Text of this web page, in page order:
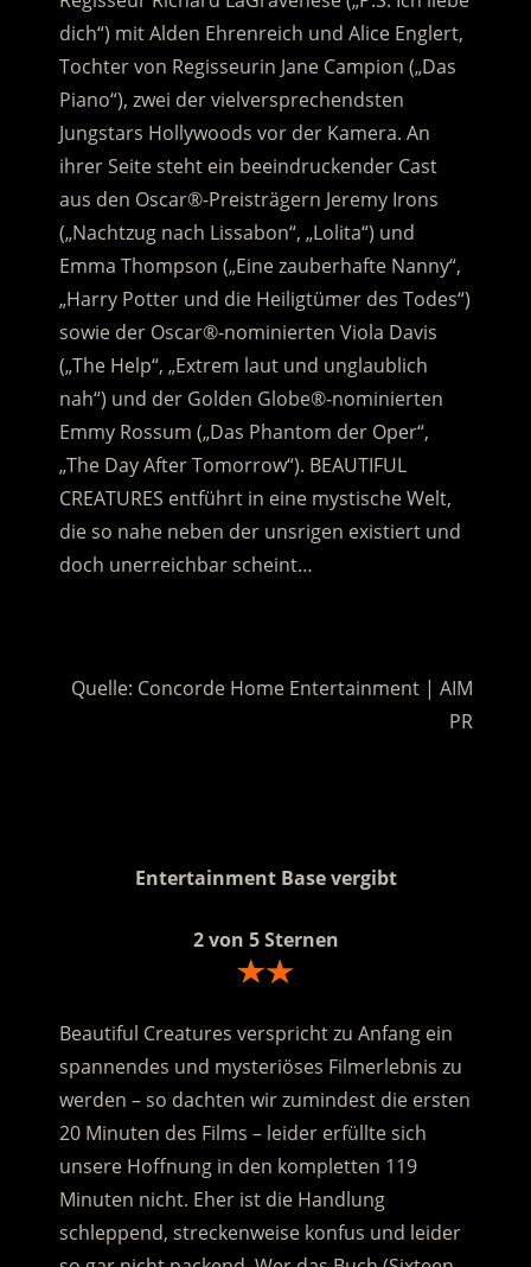
dich“) mit Alden Ehrenreich und Alice Englert,
Tochter von Regisseurin Jane Campion („Das
Piano“), zwei der vielversprechendsten
Jungstars Hollywoods vor der Kamera. An
ihrer Seite steht ein beeindruckender Cast
aus den Oscar®-Preisträgern Jeremy Irons
(„Nachtzug nach Lissabon“, „Lolita“) und
Emma Thompson („Eine zauberhafte Nanny“,
„Harry Potter und die Heiligtümer des Todes“)
sowie der Oscar®-nominierten Viola Davis
(„The Help“, „Extrem laut und unglaublich
nah“) und der Golden Globe®-nominierten
Emmy Rossum („Das Phantom der Oper“,
„The Day After Tomorrow“). BEAUTIFUL
CREATURES entführt in eine mystische Welt,
die so nahe neben der unsrigen existiert und
doch unerreichbar scheint…
Quelle: Concorde Home Entertainment | AIM
PR
Entertainment Base vergibt
2 von 5 Sternen
Beautiful Creatures verspricht zu Anfang ein
spannendes und mysteriöses Filmerlebnis zu
werden – so dachten wir zumindest die ersten
20 Minuten des Films – leider erfüllte sich
unsere Hoffnung in den kompletten 119
Minuten nicht. Eher ist die Handlung
schleppend, streckenweise konfus und leider